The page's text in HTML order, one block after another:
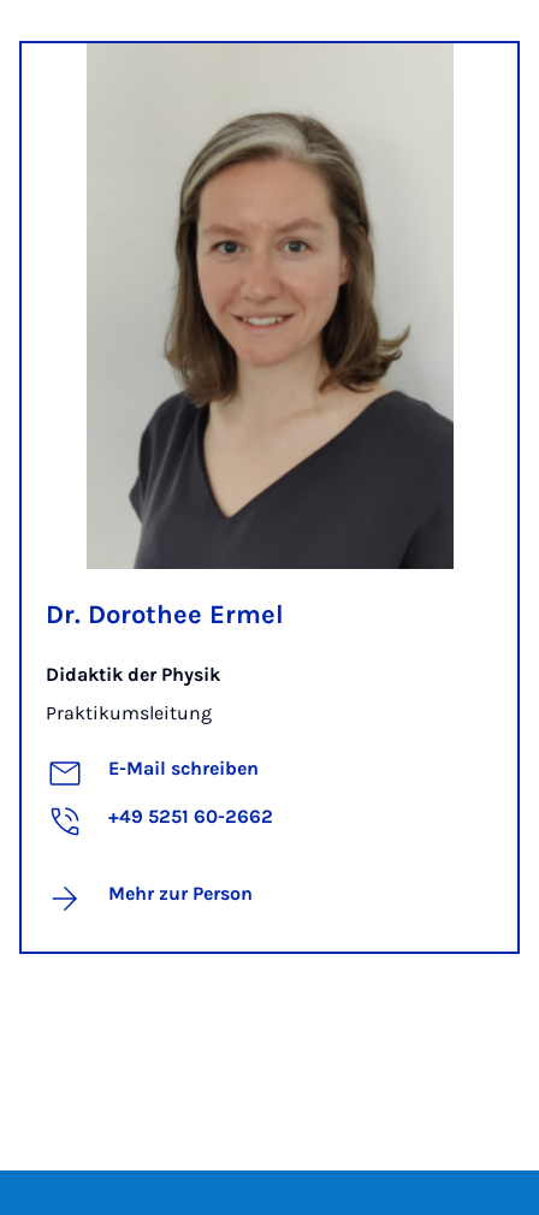
Dr. Dorothee Ermel
Didaktik der Physik
Praktikumsleitung
E-Mail schreiben
+49 5251 60-2662
Mehr zur Person